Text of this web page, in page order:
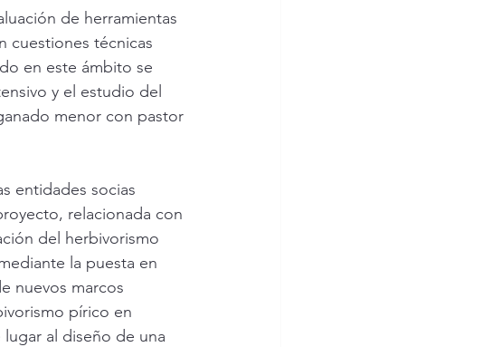
de herramientas
cuestiones técnicas
en este ámbito se
y el estudio del
menor con pastor
entidades socias
relacionada con
del herbivorismo
la puesta en
nuevos marcos
pírico en
al diseño de una